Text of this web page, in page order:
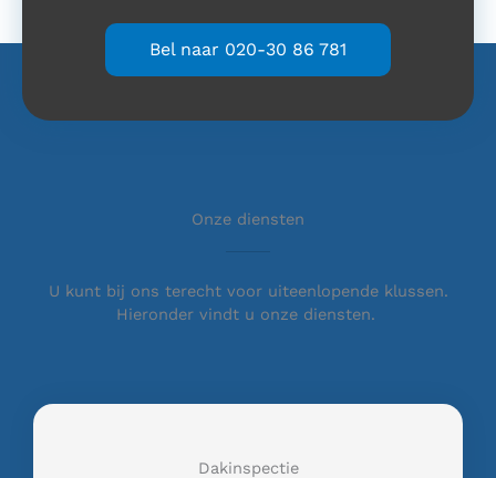
Bel naar 020-30 86 781
Onze diensten
U kunt bij ons terecht voor uiteenlopende klussen.
Hieronder vindt u onze diensten.
Dakinspectie